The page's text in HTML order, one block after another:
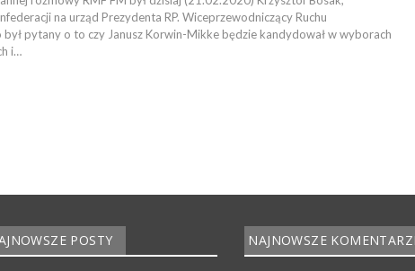
na urząd Prezydenta RP. Wiceprzewodniczący Ruchu
pytany o to czy Janusz Korwin-Mikke będzie kandydował w wyborach
i…
POSTY NAJNOWSZE